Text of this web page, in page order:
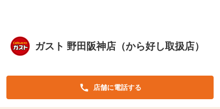
ガスト 野田阪神店（から好し取扱店）
店舗に電話する